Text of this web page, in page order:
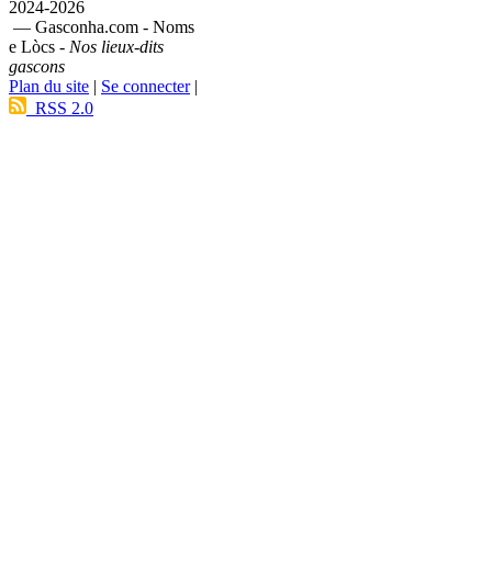
2024-2026
— Gasconha.com - Noms
e Lòcs - Nos lieux-dits
gascons
Plan du site | Se connecter|
RSS 2.0